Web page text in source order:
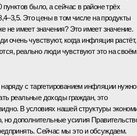
пунктов было, а сейчас в районе трёх
3,4–3,5. Это цены в том числе на продукты
не имеет значения? Это имеет значение.
очень чувствуют, когда инфляция растёт,
реально люди чувствуют это на своём
с таргетированием инфляции
реальные доходы граждан, это
В условиях нашей структуры
но дополнительные усилия
Сейчас мы это и обсуждаем.